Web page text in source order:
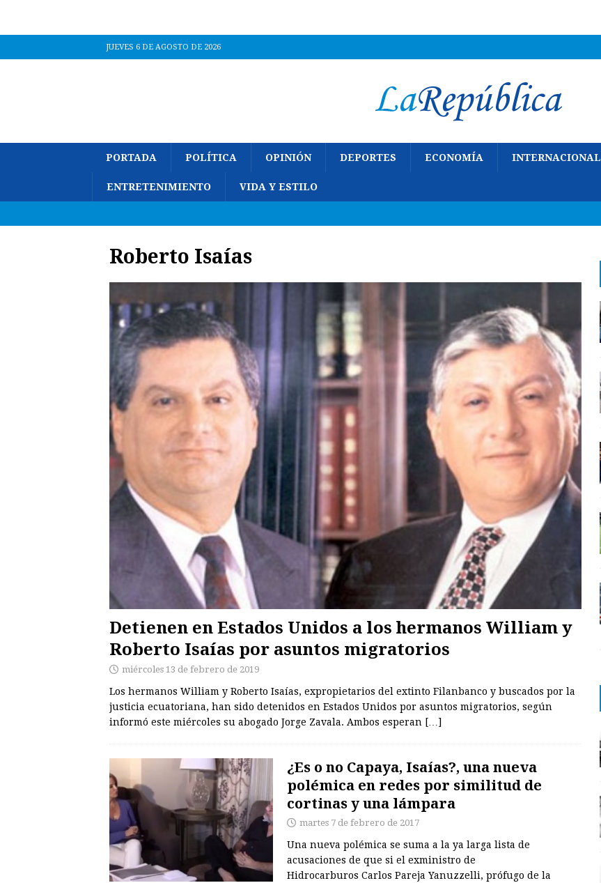
JUEVES 6 DE AGOSTO DE 2026
PORTADA POLÍTICA OPINIÓN DEPORTES ECONOMÍA INTERNACIONAL
ENTRETENIMIENTO VIDA Y ESTILO
Roberto Isaías
Detienen en Estados Unidos a los hermanos William y
Roberto Isaías por asuntos migratorios
miércoles 13 de febrero de 2019
Los hermanos William y Roberto Isaías, expropietarios del extinto Filanbanco y buscados por la
justicia ecuatoriana, han sido detenidos en Estados Unidos por asuntos migratorios, según
informó este miércoles su abogado Jorge Zavala. Ambos esperan […]
¿Es o no Capaya, Isaías?, una nueva
polémica en redes por similitud de
cortinas y una lámpara
martes 7 de febrero de 2017
Una nueva polémica se suma a la ya larga lista de
acusaciones de que si el exministro de
Hidrocarburos Carlos Pareja Yanuzzelli, prófugo de la